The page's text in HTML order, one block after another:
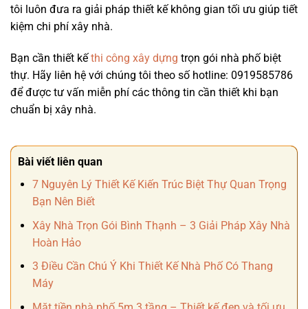
tôi luôn đưa ra giải pháp thiết kế không gian tối ưu giúp tiết
kiệm chi phí xây nhà.
Bạn cần thiết kếthi công xây dựng trọn gói nhà phố biệt
thự. Hãy liên hệ với chúng tôi theo số hotline: 0919585786
để được tư vấn miễn phí các thông tin cần thiết khi bạn
chuẩn bị xây nhà.
Bài viết liên quan
7 Nguyên Lý Thiết Kế Kiến Trúc Biệt Thự Quan Trọng
Bạn Nên Biết
Xây Nhà Trọn Gói Bình Thạnh – 3 Giải Pháp Xây Nhà
Hoàn Hảo
3 Điều Cần Chú Ý Khi Thiết Kế Nhà Phố Có Thang
Máy